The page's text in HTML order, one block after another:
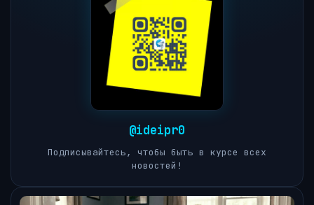
@ideipr0
Подписывайтесь, чтобы быть в курсе всех
новостей!